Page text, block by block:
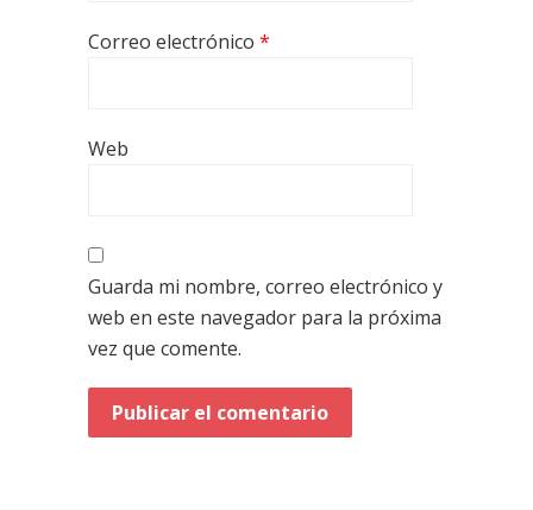
Correo electrónico *
Web
Guarda mi nombre, correo electrónico y
web en este navegador para la próxima
vez que comente.